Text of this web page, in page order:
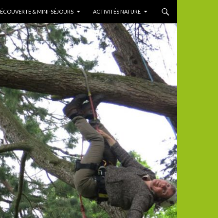
& MINI-SÉJOURS ACTIVITÉS NATURE